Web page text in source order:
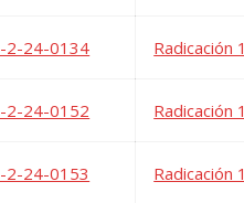
2-24-0134
2-24-0152
2-24-0153